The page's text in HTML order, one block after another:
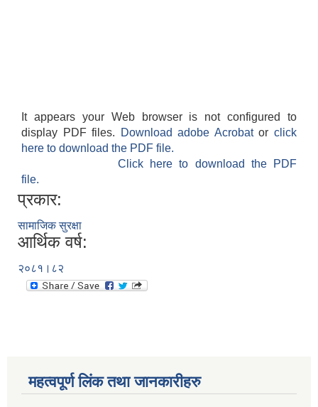
It appears your Web browser is not configured to
display PDF files.
Download adobe Acrobatorclick
here to download the PDF file.
Click here to download the PDF
file.
प्रकार:
सामाजिक सुरक्षा
आर्थिक वर्ष:
२०८१।८२
महत्वपूर्ण लिंक तथा जानकारीहरु